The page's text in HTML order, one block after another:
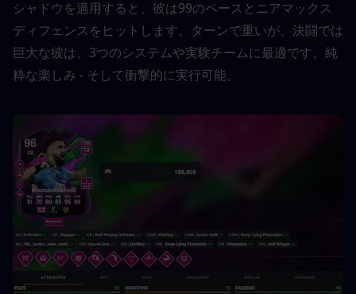
シャドウを適用すると、彼は99のペースとニアマックス
ディフェンスをヒットします。ターンで重いが、決闘では
巨大な彼は、3つのシステムや実験チームに最適です。純
粋な楽しみ - そして衝撃的に実行可能。